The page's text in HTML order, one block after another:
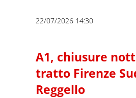
22/07/2026 14:30
A1, chiusure
tratto Firenze
Reggello